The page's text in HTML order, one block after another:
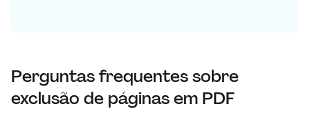
Perguntas frequentes sobre
exclusão de páginas em PDF